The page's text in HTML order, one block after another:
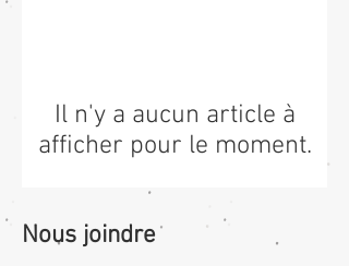
Il n'y a aucun article à
afficher pour le moment.
Nous joindre